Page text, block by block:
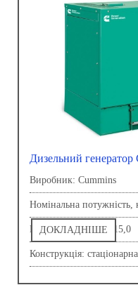
Дизельний
Виробник: Сummins
Номінальна потужність,
Напруга, В: 230,0-415,0
Конструкція: стаціонарна
ДОКЛАДНІШЕ